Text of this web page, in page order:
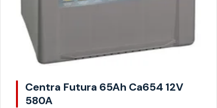
Centra Futura 65Ah Ca654 12V
580A